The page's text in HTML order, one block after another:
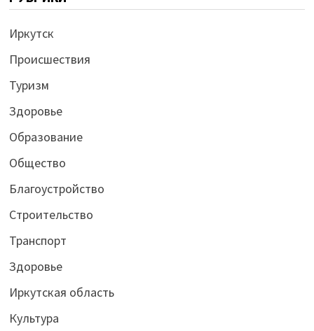
Иркутск
Происшествия
Туризм
Здоровье
Образование
Общество
Благоустройство
Строительство
Транспорт
Здоровье
Иркутская область
Культура